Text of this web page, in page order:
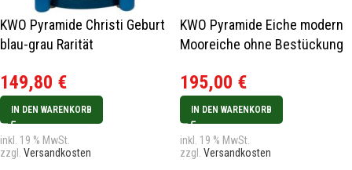
KWO Pyramide Christi Geburt
blau-grau Rarität
149,80 €
IN DEN WARENKORB
inkl. 19 % MwSt.
zzgl. Versandkosten
KWO Pyramide Eiche modern
Mooreiche ohne Bestückung
195,00 €
IN DEN WARENKORB
inkl. 19 % MwSt.
zzgl. Versandkosten